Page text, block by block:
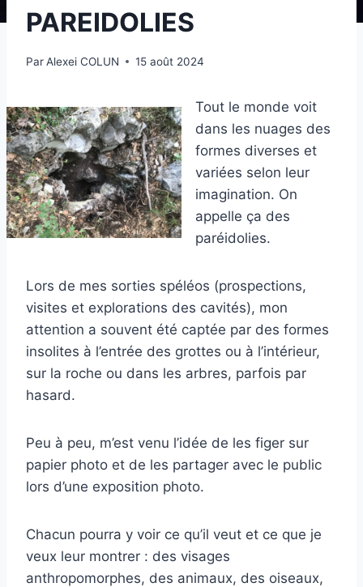
PAREIDOLIES
ParAlexei COLUN 15 août 2024
Tout le monde voit
dans les nuages des
formes diverses et
variées selon leur
imagination. On
appelle ça des
paréidolies.
Lors de mes sorties spéléos (prospections,
visites et explorations des cavités), mon
attention a souvent été captée par des formes
insolites à l’entrée des grottes ou à l’intérieur,
sur la roche ou dans les arbres, parfois par
hasard.
Peu à peu, m’est venu l’idée de les figer sur
papier photo et de les partager avec le public
lors d’une exposition photo.
Chacun pourra y voir ce qu’il veut et ce que je
veux leur montrer : des visages
anthropomorphes, des animaux, des oiseaux,